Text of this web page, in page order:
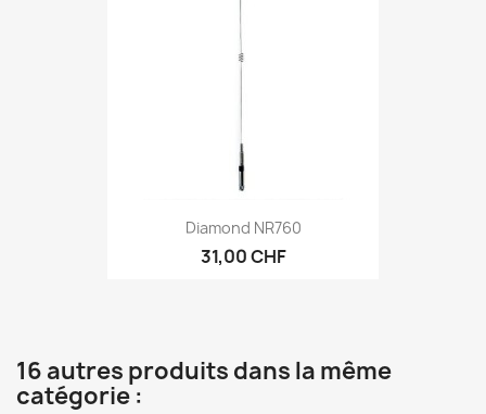
Diamond NR760
31,00 CHF
16 autres produits dans la même
catégorie :